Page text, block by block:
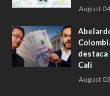
August
destaca
Cali
August